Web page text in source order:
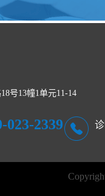
号13幢1单元11-14
023-2339